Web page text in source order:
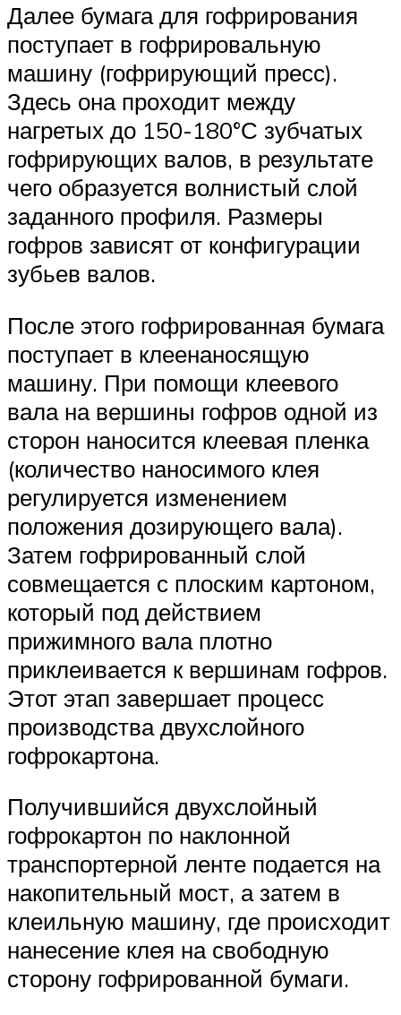
Далее бумага для гофрирования
поступает в гофрировальную
машину (гофрирующий пресс).
Здесь она проходит между
нагретых до 150-180°С зубчатых
гофрирующих валов, в результате
чего образуется волнистый слой
заданного профиля. Размеры
гофров зависят от конфигурации
зубьев валов.
После этого гофрированная бумага
поступает в клеенаносящую
машину. При помощи клеевого
вала на вершины гофров одной из
сторон наносится клеевая пленка
(количество наносимого клея
регулируется изменением
положения дозирующего вала).
Затем гофрированный слой
совмещается с плоским картоном,
который под действием
прижимного вала плотно
приклеивается к вершинам гофров.
Этот этап завершает процесс
производства двухслойного
гофрокартона.
Получившийся двухслойный
гофрокартон по наклонной
транспортерной ленте подается на
накопительный мост, а затем в
клеильную машину, где происходит
нанесение клея на свободную
сторону гофрированной бумаги.